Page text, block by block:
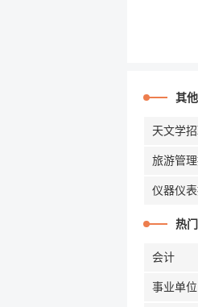
其
天文学
旅游管
仪器仪
热
会计
事业单位